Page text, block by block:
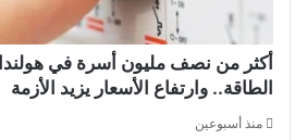
أكثر من نصف مليون أسرة في
الطاقة.. وارتفاع الأسعار يزيد الأزمة
منذ أسبوعين